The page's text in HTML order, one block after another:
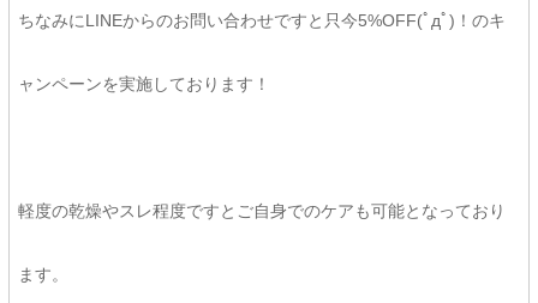
ちなみにLINEからのお問い合わせですと只今5%OFF(ﾟдﾟ)！のキ
ャンペーンを実施しております！
軽度の乾燥やスレ程度ですとご自身でのケアも可能となっており
ます。